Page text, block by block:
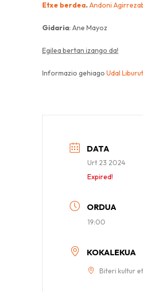
Etxe berdea.Andoni
Gidaria: Ane Mayoz
Egilea bertan izango da!
Informazio gehiago Udal
DATA
Urt 23 2024
Expired!
ORDUA
19:00
KOKALEKUA
Biteri kultur